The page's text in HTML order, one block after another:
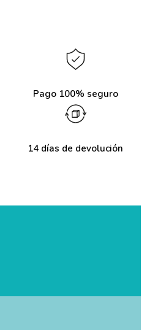
Pago 100% seguro
14 días de devolución